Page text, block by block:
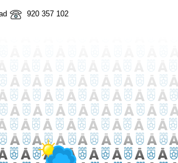
920 357 102